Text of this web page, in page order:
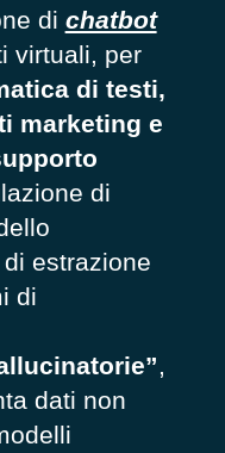
di chatbot
virtuali, per
di testi,
marketing e
di
estrazione
di
,
dati non